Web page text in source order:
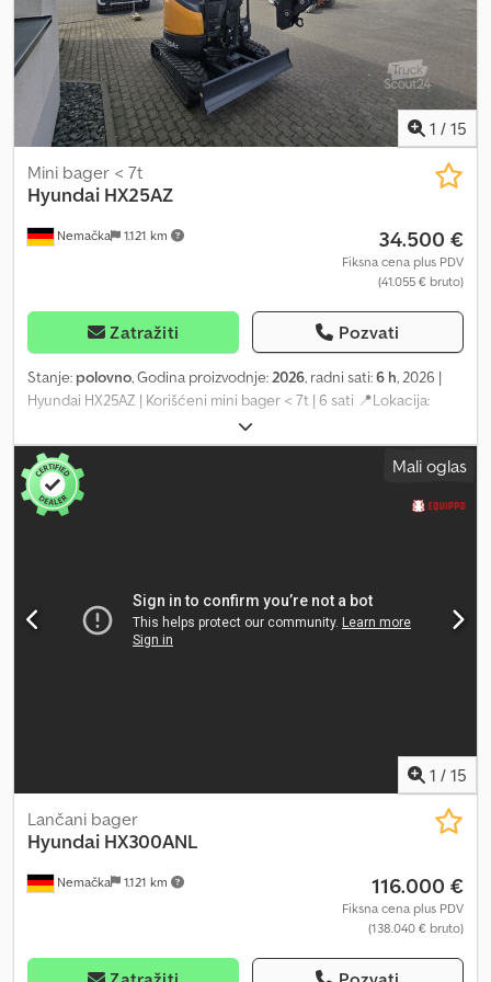
1 / 15
Nemačka 1.121 km
Mini bager < 7t
Hyundai HX25AZ
34.500 €
Fiksna cena plus PDV
(41.055 € bruto)
Zatražiti Pozvati
Stanje: polovno, Godina proizvodnje:2026, radni sati:6 h, 2026 |
Hyundai HX25AZ | Korišćeni mini bager < 7t | 6 sati 📍Lokacija:
Nemačka 🚛 Dostava je moguća do vaše lokacije – Koristite naš
kalkulator za transport kako biste procenili troškove transporta!
💰 Kupite sada za 34.500 EUR ili pošaljite svoju ponudu. Platite pri
dostavi uz pristupačnu naknadu (podložno odobrenju)* 👷‍♂️
Pregledao nezavisni stručnjak Chjdjzrn Dfspfx Amyja 0 kontrolnih
Equippo“ se često koristi prilikom pretraživanja dodatnih detalja
na internetu. 💡 Zašto se ova mašina i naša usluga ističu: ✔
Temeljan pregled od strane stručnjaka ✔ Dostava do gradilišta ✔
Mali oglas
1 / 15
Nemačka 1.121 km
Lančani bager
Hyundai HX300ANL
116.000 €
Fiksna cena plus PDV
(138.040 € bruto)